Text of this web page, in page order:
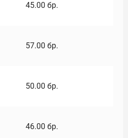
45.00 бр.
57.00 бр.
50.00 бр.
46.00 бр.